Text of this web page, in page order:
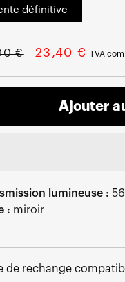
définitive
€
Prix
23,40 € TVA
Ajouter
lumineuse :
: miroir
de rechange